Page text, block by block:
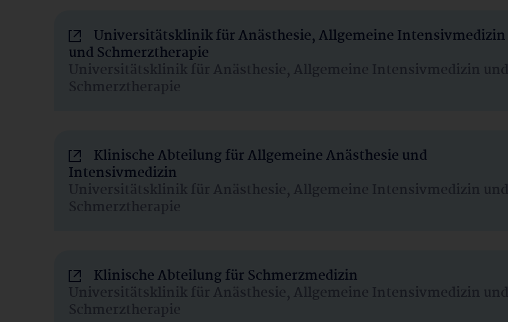
Universitätsklinik für Anästhesie, Allgemeine Intensivmedizin
und Schmerztherapie
Universitätsklinik für Anästhesie, Allgemeine Intensivmedizin und
Schmerztherapie
Klinische Abteilung für Allgemeine Anästhesie und
Intensivmedizin
Universitätsklinik für Anästhesie, Allgemeine Intensivmedizin und
Schmerztherapie
Klinische Abteilung für Schmerzmedizin
Universitätsklinik für Anästhesie, Allgemeine Intensivmedizin und
Schmerztherapie